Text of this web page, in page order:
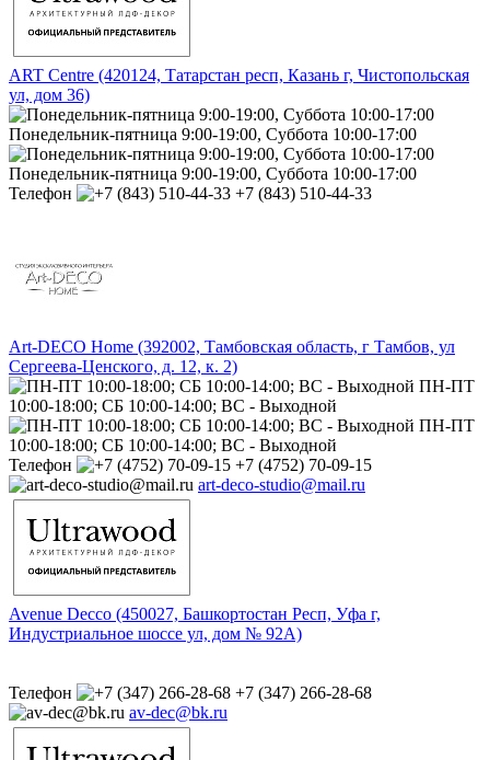
ART Centre (420124, Татарстан респ, Казань г, Чистопольская
ул, дом 36)
Понедельник-пятница 9:00-19:00, Суббота 10:00-17:00
Понедельник-пятница 9:00-19:00, Суббота 10:00-17:00
Телефон
+7 (843) 510-44-33
Art-DECO Home (392002, Тамбовская область, г Тамбов, ул
Сергеева-Ценского, д. 12, к. 2)
ПН-ПТ
10:00-18:00; СБ 10:00-14:00; ВС - Выходной
ПН-ПТ
10:00-18:00; СБ 10:00-14:00; ВС - Выходной
Телефон
+7 (4752) 70-09-15
art-deco-studio@mail.ru
Avenue Decco (450027, Башкортостан Респ, Уфа г,
Индустриальное шоссе ул, дом № 92А)
Телефон
+7 (347) 266-28-68
av-dec@bk.ru